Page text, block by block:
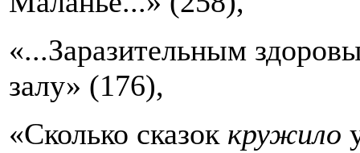
«...Заразительным
залу» (176),
«Сколько сказок кружило